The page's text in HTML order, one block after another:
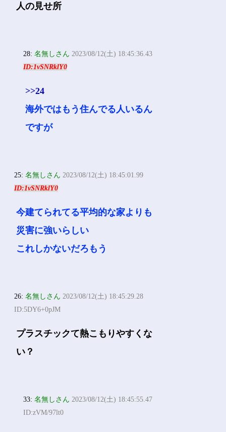
人の見せ所
28:名無しさん 2023/08/12(土) 18:45:36.43
ID:1vSNRklY0
>>24
海外ではもう住んでる人いるん
ですが
25:名無しさん 2023/08/12(土) 18:45:01.99
ID:1vSNRklY0
今建てられてる平均的な家よりも
災害に強いらしい
これしかないだろもう
26:名無しさん 2023/08/12(土) 18:45:29.28
ID:5DY6+0pJM
プラスチックて熱こもりやすくな
い？
33:名無しさん 2023/08/12(土) 18:45:55.47
ID:zVM/97lt0